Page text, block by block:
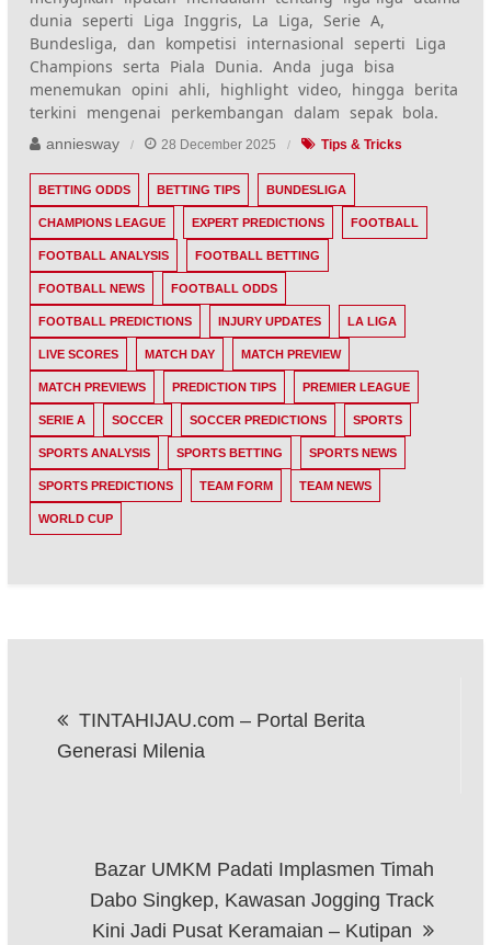
dunia seperti Liga Inggris, La Liga, Serie A,
Bundesliga, dan kompetisi internasional seperti Liga
Champions serta Piala Dunia. Anda juga bisa
menemukan opini ahli, highlight video, hingga berita
terkini mengenai perkembangan dalam sepak bola.
anniesway 28 December 2025 Tips & Tricks
BETTING ODDS BETTING TIPS BUNDESLIGA
CHAMPIONS LEAGUE EXPERT PREDICTIONS FOOTBALL
FOOTBALL ANALYSIS FOOTBALL BETTING
FOOTBALL NEWS FOOTBALL ODDS
FOOTBALL PREDICTIONS INJURY UPDATES LA LIGA
LIVE SCORES MATCH DAY MATCH PREVIEW
MATCH PREVIEWS PREDICTION TIPS PREMIER LEAGUE
SERIE A SOCCER SOCCER PREDICTIONS SPORTS
SPORTS ANALYSIS SPORTS BETTING SPORTS NEWS
SPORTS PREDICTIONS TEAM FORM TEAM NEWS
WORLD CUP
navigation
TINTAHIJAU.com – Portal Berita
Generasi Milenia
Bazar UMKM Padati Implasmen Timah
Dabo Singkep, Kawasan Jogging Track
Kini Jadi Pusat Keramaian – Kutipan